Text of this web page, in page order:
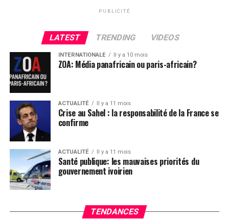
comments
PUBLICITÉ
LATEST TRENDING VIDEOS
INTERNATIONALE Il y a 10 mois
ZOA: Média panafricain ou paris-africain?
ACTUALITÉ Il y a 11 mois
Crise au Sahel : la responsabilité de la France se
confirme
ACTUALITÉ Il y a 11 mois
Santé publique: les mauvaises priorités du
gouvernement ivoirien
TENDANCES